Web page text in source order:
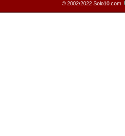
© 2002/2022 Solo10.com